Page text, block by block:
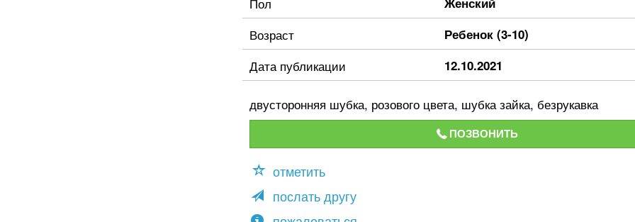
Возраст Ребенок (3-10)
Дата публикации 12.10.2021
двусторонняя шубка, розового цвета, шубка зайка, безрукавка
ПОЗВОНИТЬ
отметить
послать другу